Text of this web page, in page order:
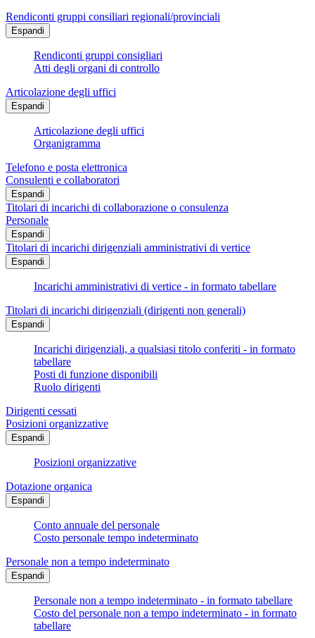
Rendiconti gruppi consiliari regionali/provinciali
Espandi
Rendiconti gruppi consigliari
Atti degli organi di controllo
Articolazione degli uffici
Espandi
Articolazione degli uffici
Organigramma
Telefono e posta elettronica
Consulenti e collaboratori
Espandi
Titolari di incarichi di collaborazione o consulenza
Personale
Espandi
Titolari di incarichi dirigenziali amministrativi di vertice
Espandi
Incarichi amministrativi di vertice - in formato tabellare
Titolari di incarichi dirigenziali (dirigenti non generali)
Espandi
Incarichi dirigenziali, a qualsiasi titolo conferiti - in formato
tabellare
Posti di funzione disponibili
Ruolo dirigenti
Dirigenti cessati
Posizioni organizzative
Espandi
Posizioni organizzative
Dotazione organica
Espandi
Conto annuale del personale
Costo personale tempo indeterminato
Personale non a tempo indeterminato
Espandi
Personale non a tempo indeterminato - in formato tabellare
Costo del personale non a tempo indeterminato - in formato
tabellare